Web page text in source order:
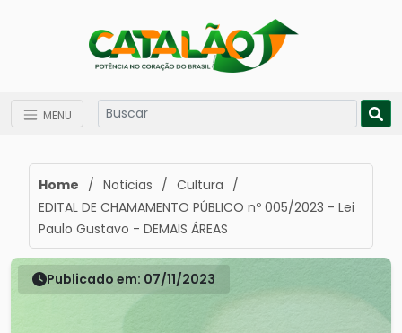
MENU
Home / Noticias / Cultura /
EDITAL DE CHAMAMENTO PÚBLICO nº 005/2023 - Lei
Paulo Gustavo - DEMAIS ÁREAS
Publicado em: 07/11/2023